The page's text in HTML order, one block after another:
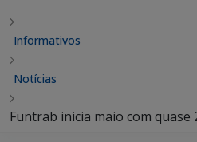
Informativos
Notícias
Funtrab inicia maio com quase